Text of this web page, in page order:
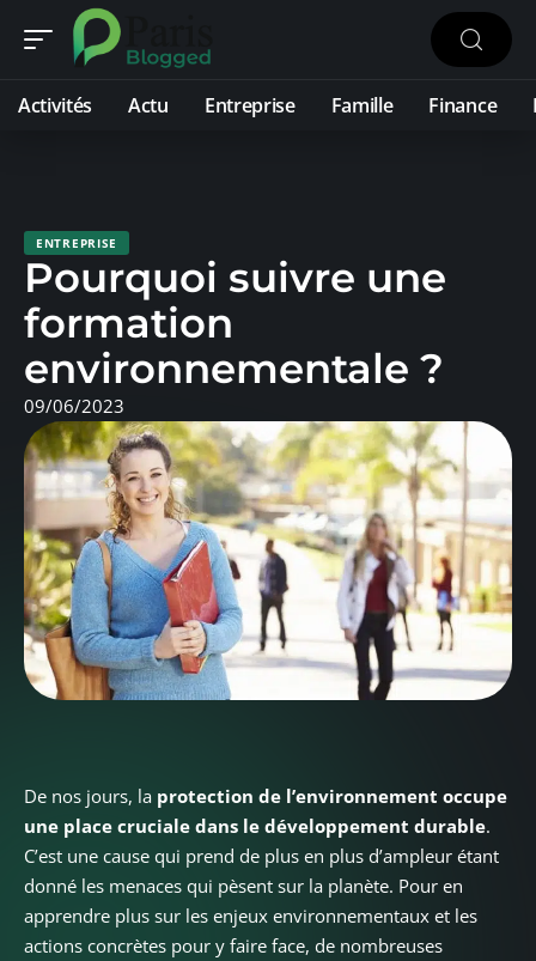
Activités Actu Entreprise Famille Finance
ENTREPRISE
Pourquoi suivre une
formation
environnementale ?
09/06/2023
De nos jours, la protection de l’environnement occupe
une place cruciale dans le développement durable.
C’est une cause qui prend de plus en plus d’ampleur étant
donné les menaces qui pèsent sur la planète. Pour en
apprendre plus sur les enjeux environnementaux et les
actions concrètes pour y faire face, de nombreuses